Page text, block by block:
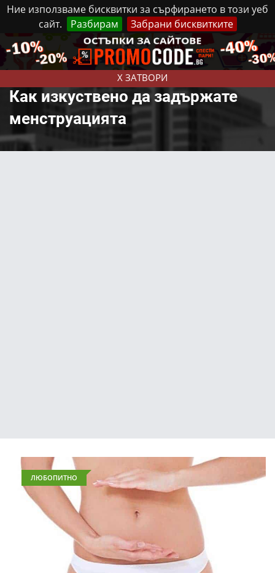
Ние използваме бисквитки за сърфирането в този уеб
сайт.
Разбирам Забрани бисквитките
X ЗАТВОРИ
Събота, 8 Август, 2026 Реклама Контакти
Как изкуствено да задържате
менструацията
ЛЮБОПИТНО